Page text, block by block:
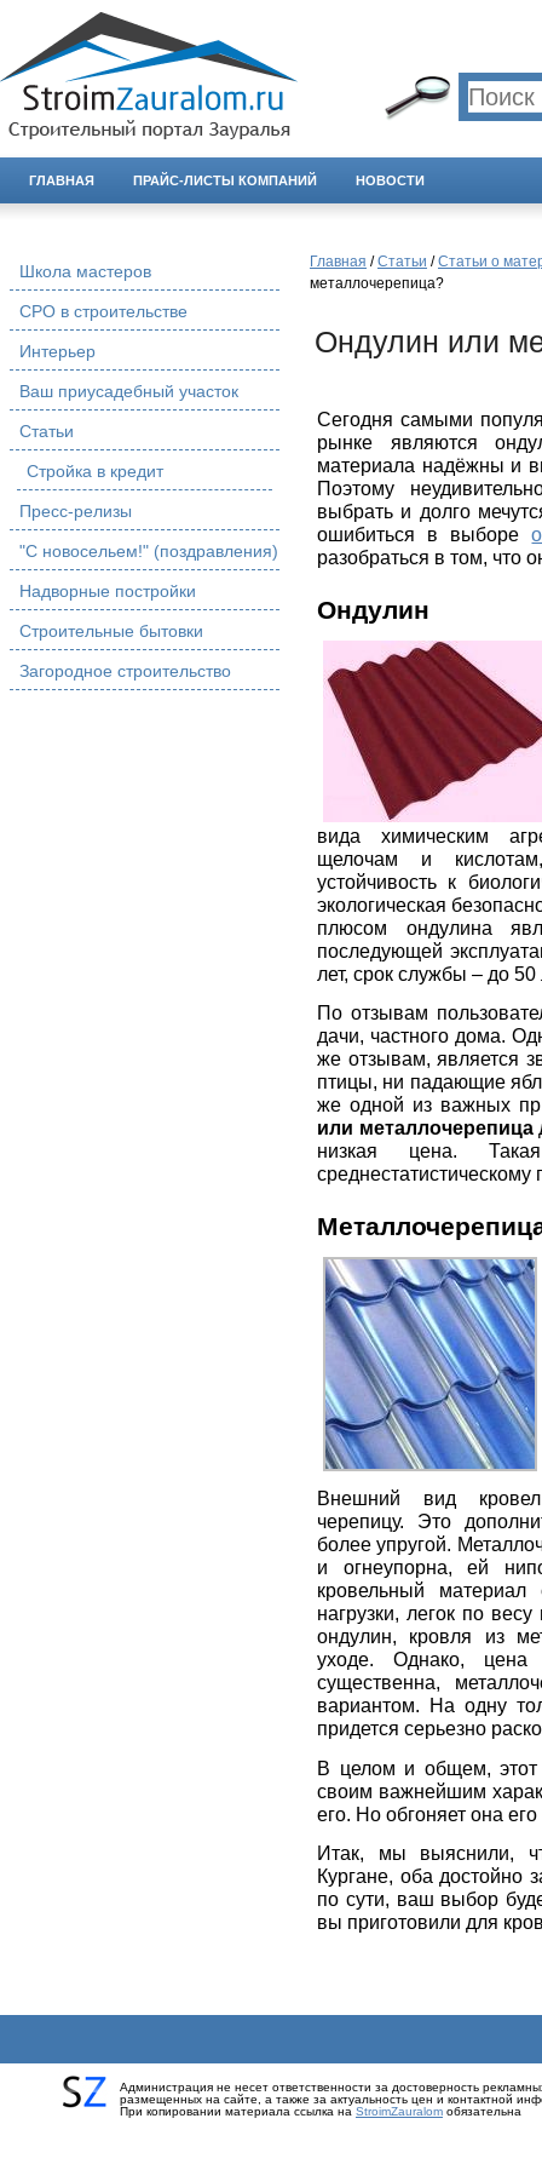
ГЛАВНАЯ ПРАЙС-ЛИСТЫ КОМПАНИЙ НОВОСТИ
Школа мастеров
СРО в строительстве
Интерьер
Ваш приусадебный участок
Статьи
Стройка в кредит
Пресс-релизы
"С новосельем!" (поздравления)
Надворные постройки
Строительные бытовки
Загородное строительство
Главная /Статьи /Статьи о
металлочерепица?
Ондулин или
Сегодня самыми
рынке являются
материала надёжны и
Поэтому
выбрать и долго
ошибиться в выборе
разобраться в том, что
Ондулин
вида химическим
щелочам и
устойчивость к
экологическая
плюсом ондулина
последующей
лет, срок службы – до 50
По отзывам
дачи, частного дома.
же отзывам, является
птицы, ни падающие
же одной из важных
или металлочерепица
низкая цена.
среднестатистическому
Внешний вид
черепицу. Это
более упругой.
и огнеупорна, ей
кровельный материал
нагрузки, легок по
ондулин, кровля из
уходе. Однако,
существенна,
вариантом. На одну
придется серьезно
В целом и общем, этот
своим важнейшим
его. Но обгоняет она
Итак, мы выяснили,
Кургане, оба
по сути, ваш выбор
вы приготовили для
Администрация не несет ответственности за достоверность
размещенных на сайте, а также за актуальность цен и контактной
При копировании материала ссылка на StroimZauralom обязательна